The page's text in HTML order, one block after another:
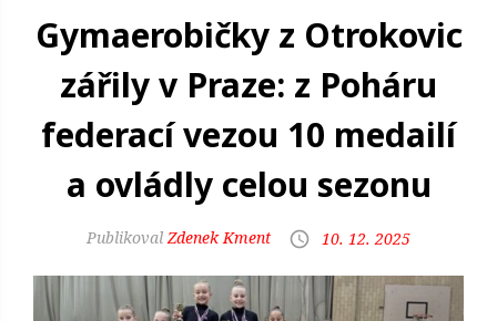
Gymaerobičky z Otrokovic
zářily v Praze: z Poháru
federací vezou 10 medailí
a ovládly celou sezonu
Zdenek Kment 10. 12. 2025